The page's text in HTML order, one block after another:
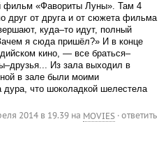
«Фавориты Луны». Там 4
друг от друга и от сюжета фильма
куда–то идут, полный
я сюда пришёл?» И в конце
кино, — все браться–
Из зала выходил в
в зале были моими
дура, что шоколадкой шелестела
2014 в 19.39на MOVIES · ответить